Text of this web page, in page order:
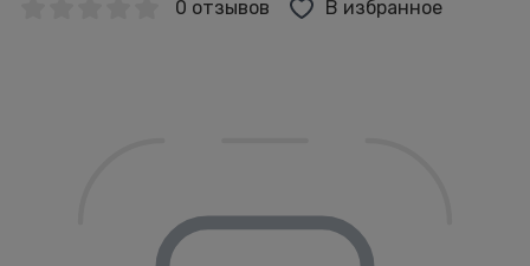
0 отзывов В избранное